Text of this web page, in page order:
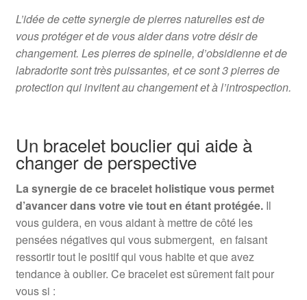
L’idée de cette synergie de pierres naturelles est de
vous protéger et de vous aider dans votre désir de
changement. Les pierres de spinelle, d’obsidienne et de
labradorite sont très puissantes, et ce sont 3 pierres de
protection qui invitent au changement et à l’introspection.
Un bracelet bouclier qui aide à
changer de perspective
La synergie de ce bracelet holistique vous permet
d’avancer dans votre vie tout en étant protégée.Il
vous guidera, en vous aidant à mettre de côté les
pensées négatives qui vous submergent, en faisant
ressortir tout le positif qui vous habite et que avez
tendance à oublier. Ce bracelet est sûrement fait pour
vous si :